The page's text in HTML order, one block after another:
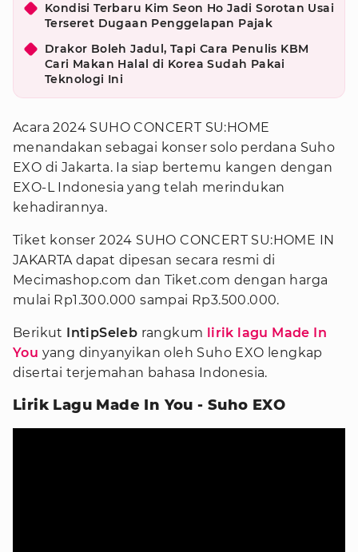
Kondisi Terbaru Kim Seon Ho Jadi Sorotan Usai
Terseret Dugaan Penggelapan Pajak
Drakor Boleh Jadul, Tapi Cara Penulis KBM
Cari Makan Halal di Korea Sudah Pakai
Teknologi Ini
Acara 2024 SUHO CONCERT SU:HOME
menandakan sebagai konser solo perdana Suho
EXO di Jakarta. Ia siap bertemu kangen dengan
EXO-L Indonesia yang telah merindukan
kehadirannya.
Tiket konser 2024 SUHO CONCERT SU:HOME IN
JAKARTA dapat dipesan secara resmi di
Mecimashop.com dan Tiket.com dengan harga
mulai Rp1.300.000 sampai Rp3.500.000.
Berikut IntipSeleb rangkum lirik lagu Made In
You yang dinyanyikan oleh Suho EXO lengkap
disertai terjemahan bahasa Indonesia.
Lirik Lagu Made In You - Suho EXO